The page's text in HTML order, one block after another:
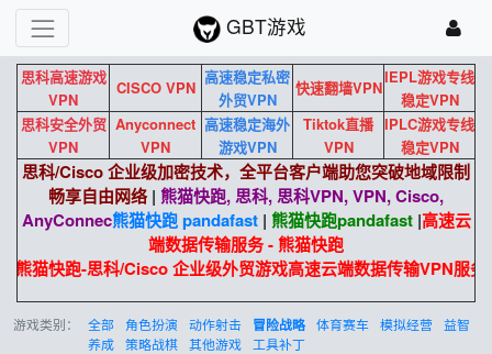
GBT游戏
思科高速游戏
VPN
CISCO VPN
高速稳定私密
外贸VPN
快速翻墙VPN
IEPL游戏专线
稳定VPN
思科安全外贸
VPN
Anyconnect
VPN
高速稳定海外
游戏VPN
Tiktok直播
VPN
IPLC游戏专线
稳定VPN
思科/Cisco 企业级加密技术，全平台客户端助您突破地域限制
畅享自由网络 | 熊猫快跑, 思科, 思科VPN, VPN, Cisco,
AnyConnec熊猫快跑 pandafast| 熊猫快跑pandafast|高速云
端数据传输服务 - 熊猫快跑
熊猫快跑-思科/Cisco 企业级外贸游戏高速云端数据传输VPN服务
游戏类别： 全部 角色扮演 动作射击 冒险战略 体育赛车 模拟经营 益智
养成 策略战棋 其他游戏
工具补丁